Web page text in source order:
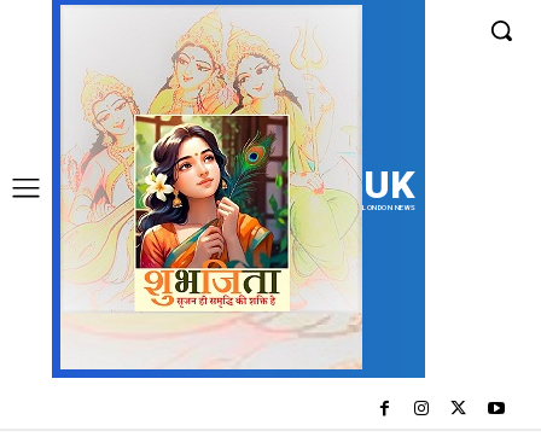
UK
LONDON NEWS